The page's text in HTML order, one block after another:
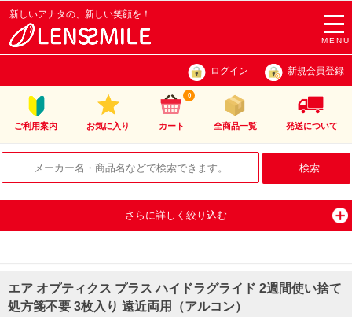
MENU
新しいアナタの、新しい笑顔を！
ログイン 新規会員登録
ご利用案内 お気に入り カート
0
全商品一覧 発送について
さらに詳しく絞り込む
エア オプティクス プラス ハイドラグライド 2週間使い捨て
処方箋不要 3枚入り 遠近両用（アルコン）